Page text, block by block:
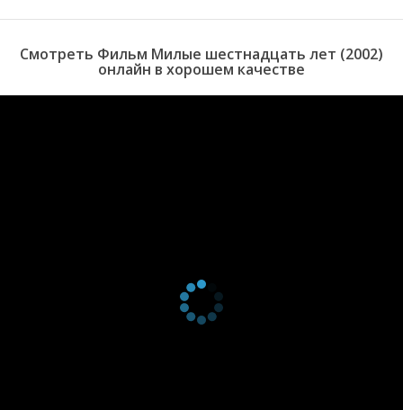
является — та же торговля наркотиками.
Смотреть Фильм Милые шестнадцать лет (2002)
онлайн в хорошем качестве